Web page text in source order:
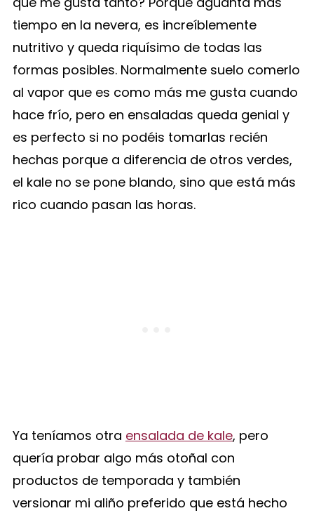
tiempo en la nevera, es increíblemente
nutritivo y queda riquísimo de todas las
formas posibles. Normalmente suelo comerlo
al vapor que es como más me gusta cuando
hace frío, pero en ensaladas queda genial y
es perfecto si no podéis tomarlas recién
hechas porque a diferencia de otros verdes,
el kale no se pone blando, sino que está más
rico cuando pasan las horas.
Ya teníamos otra ensalada de kale, pero
quería probar algo más otoñal con
productos de temporada y también
versionar mi aliño preferido que está hecho